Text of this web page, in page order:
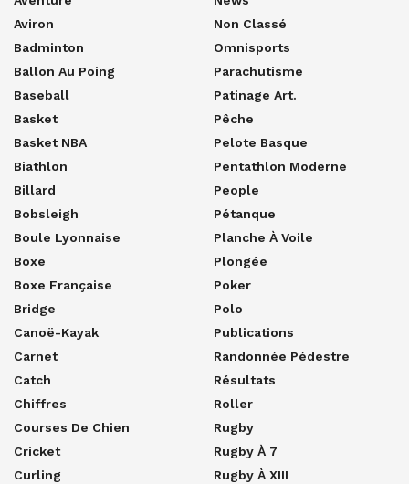
Aviron
Badminton
Ballon Au Poing
Baseball
Basket
Basket NBA
Biathlon
Billard
Bobsleigh
Boule Lyonnaise
Boxe
Boxe Française
Bridge
Canoë-Kayak
Carnet
Catch
Chiffres
Courses De Chien
Cricket
Curling
Non Classé
Omnisports
Parachutisme
Patinage Art.
Pêche
Pelote Basque
Pentathlon Moderne
People
Pétanque
Planche À Voile
Plongée
Poker
Polo
Publications
Randonnée Pédestre
Résultats
Roller
Rugby
Rugby À 7
Rugby À XIII